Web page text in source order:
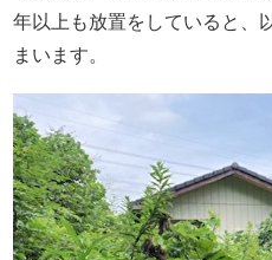
年以上も放置をしていると、
まいます。